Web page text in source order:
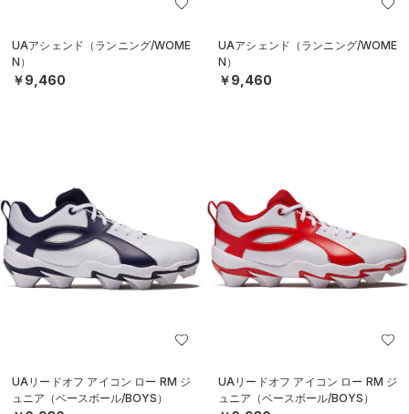
UAアシェンド（ランニング/WOME
N）
￥9,460
UAアシェンド（ランニング/WOME
N）
￥9,460
UAリードオフ アイコン ロー RM ジ
ュニア（ベースボール/BOYS）
UAリードオフ アイコン ロー RM ジ
ュニア（ベースボール/BOYS）